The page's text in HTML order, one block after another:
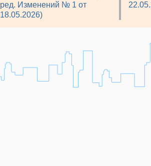
ред. Изменений № 1 от
18.05.2026)